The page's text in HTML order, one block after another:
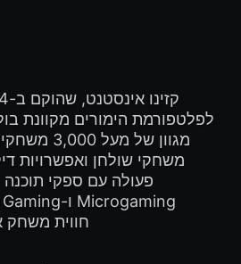
לפלטפורמת הימורים מקוונת
מגוון של
משחקי שולחן ואפשרויות
חווית משחק